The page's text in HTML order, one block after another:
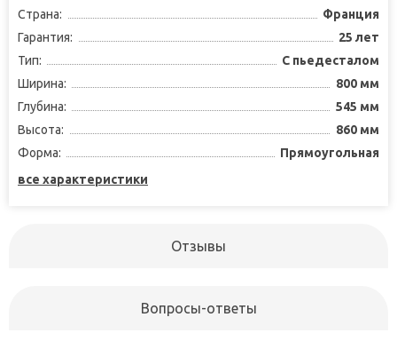
Страна:
Франция
Гарантия:
25 лет
Тип:
С пьедесталом
Ширина:
800 мм
Глубина:
545 мм
Высота:
860 мм
Форма:
Прямоугольная
все характеристики
Отзывы
Вопросы-ответы